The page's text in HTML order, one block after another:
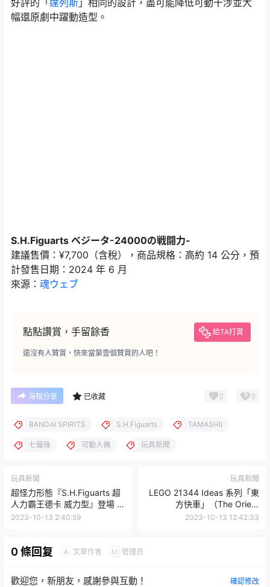
好評的「達列斯 」相同的設計，盡可能降低可動干涉並大
幅還原劇中躍動造型。
S.H.Figuarts ベジータ-24000の戦闘力-
建議售價：¥7,700（含稅），商品規格：高約 14 公分，預
計發售日期：2024 年 6 月
來源： 魂ウェブ
點點讚賞，手留餘香 給TA打賞
還沒有人贊賞，快來當第壹個贊賞的人吧！
海報分享 已收藏 0 0
BANDAI SPIRITS S.H.Figuarts TAMASHII
七龍珠 可動人偶 玩具新聞
玩具新聞
超怪力形態『S.H.Figuarts 超
人力霸王德卡 威力型』登場 可
再現施展必殺技「旋風爆破
2023-10-13 2:40:59
玩具新聞
LEGO 21344 Ideas 系列「東
方快車」（The Orient
Express）曝光！
2023-10-13 12:42:33
0 條回复 A 文章作者 M 管理员
歡迎您，新朋友，感謝參與互動！ 確認修改